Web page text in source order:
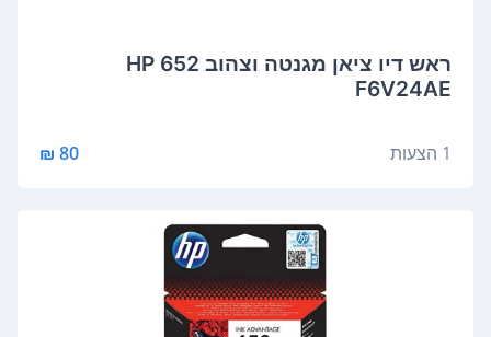
‏ראש דיו ‏ציאן מגנטה וצהוב HP 652
F6V24AE
1 הצעות 80 ₪